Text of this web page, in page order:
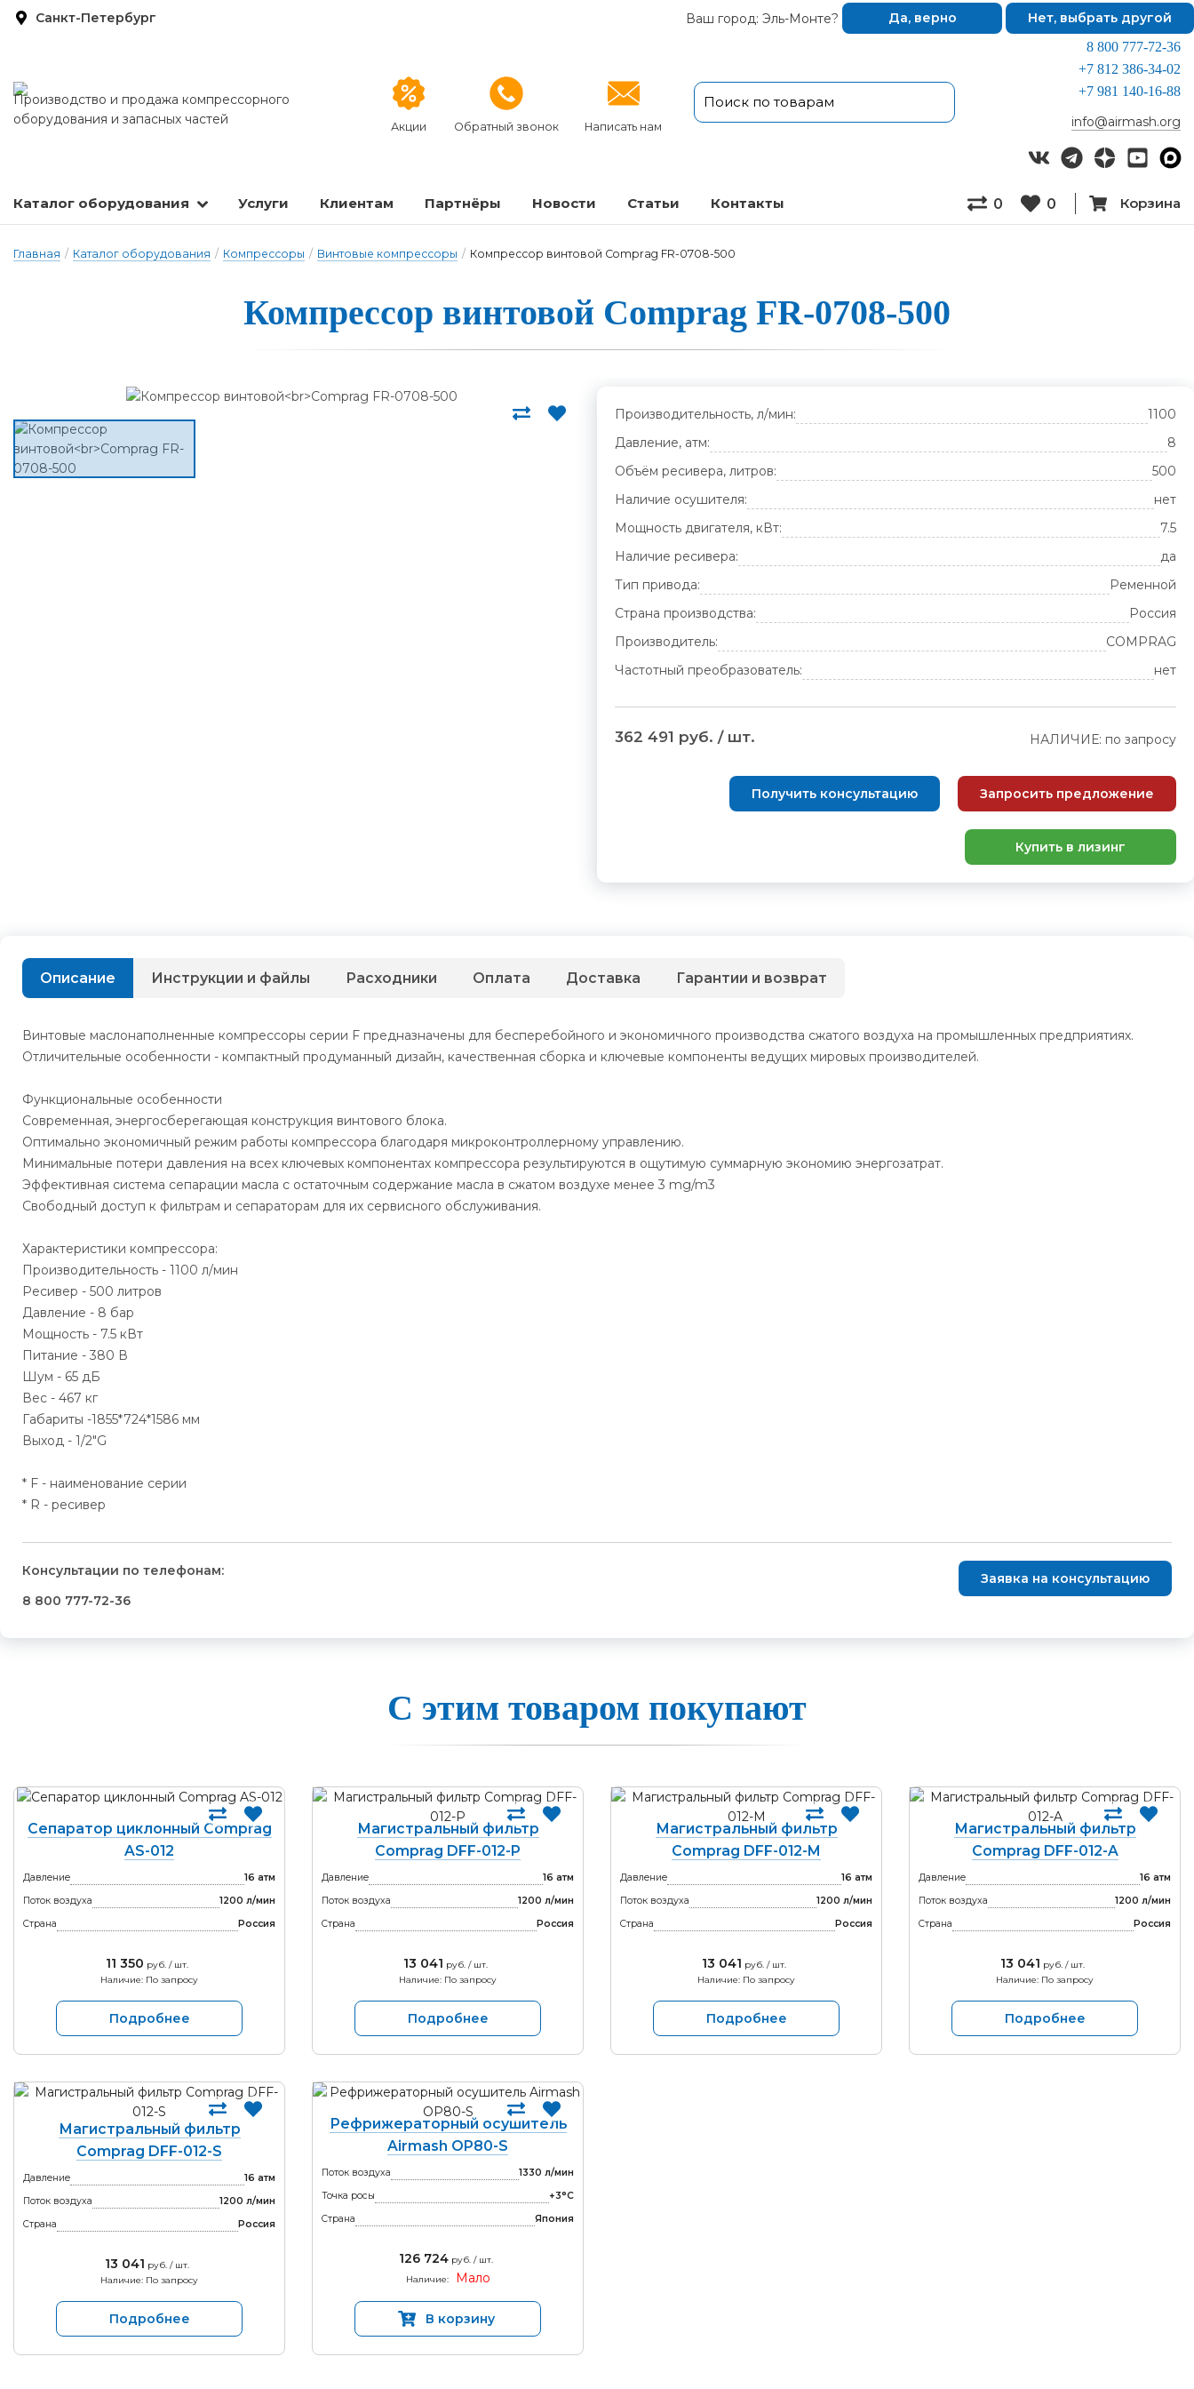
Санкт-Петербург Ваш город: Эль-Монте? Да, верно Нет, выбрать другой
Производство и продажа компрессорного
оборудования и запасных частей
Акции Обратный звонок Написать нам
8 800 777-72-36
+7 812 386-34-02
+7 981 140-16-88
info@airmash.org
Каталог оборудования Услуги Клиентам Партнёры Новости Статьи Кон­так­ты 0 0 Корзина
Главная / Каталог оборудования / Компрессоры / Винтовые компрессоры / Компрессор винтовой Comprag FR-0708-500
Компрессор вин­то­вой Comprag FR-0708-500
Производительность, л/мин:
1100
Давление, атм:
8
Объём ресивера, литров:
500
Наличие осушителя:
нет
Мощность двигателя, кВт:
7.5
Наличие ресивера:
да
Тип привода:
Ременной
Страна производства:
Россия
Производитель:
COMPRAG
Частотный преобразователь:
нет
362 491 руб. / шт. НАЛИЧИЕ: по запросу
Получить консультацию Запросить предложение
Купить в лизинг
Описание
Винтовые маслонаполненные компрессоры серии F предназначены для бесперебойного и экономичного производства сжатого воздуха на промышленных предприятиях.
Отличительные особенности - компактный продуманный дизайн, качественная сборка и ключевые компоненты ведущих мировых производителей.
Функциональные особенности
Современная, энергосберегающая конструкция винтового блока.
Оптимально экономичный режим работы компрессора благодаря микроконтроллерному управлению.
Минимальные потери давления на всех ключевых компонентах компрессора результируются в ощутимую суммарную экономию энергозатрат.
Эффективная система сепарации масла с остаточным содержание масла в сжатом воздухе менее 3 mg/m3
Свободный доступ к фильтрам и сепараторам для их сервисного обслуживания.
Характеристики компрессора:
Производительность - 1100 л/мин
Ресивер - 500 литров
Давление - 8 бар
Мощность - 7.5 кВт
Питание - 380 В
Шум - 65 дБ
Вес - 467 кг
Габариты -1855*724*1586 мм
Выход - 1/2"G
* F - наименование серии
* R - ресивер
Инструкции и файлы Расходники Оплата Доставка Гарантии и возврат
Консультации по телефонам:
8 800 777-72-36
Заявка на консультацию
С этим товаром покупают
Сепаратор циклонный Comprag
AS-012
Давление
16 атм
Поток воздуха
1200 л/мин
Страна
Россия
11 350 руб. / шт.
Наличие: По запросу
Подробнее
Магистральный фильтр
Comprag DFF-012-P
Давление
16 атм
Поток воздуха
1200 л/мин
Страна
Россия
13 041 руб. / шт.
Наличие: По запросу
Подробнее
Магистральный фильтр
Comprag DFF-012-M
Давление
16 атм
Поток воздуха
1200 л/мин
Страна
Россия
13 041 руб. / шт.
Наличие: По запросу
Подробнее
Магистральный фильтр
Comprag DFF-012-A
Давление
16 атм
Поток воздуха
1200 л/мин
Страна
Россия
13 041 руб. / шт.
Наличие: По запросу
Подробнее
Магистральный фильтр
Comprag DFF-012-S
Давление
16 атм
Поток воздуха
1200 л/мин
Страна
Россия
13 041 руб. / шт.
Наличие: По запросу
Подробнее
Рефрижераторный осушитель
Airmash OP80-S
Поток воздуха
1330 л/мин
Точка росы
+3°С
Страна
Япония
126 724руб. / шт.
Наличие:
Мало
В корзину